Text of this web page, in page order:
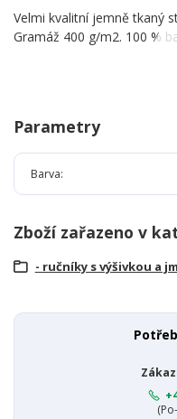
Velmi kvalitní jemně tkaný
Gramáž 400 g/m2. 100 %
Parametry
Barva
Zboží zařazeno v
- ručníky s výšivkou a